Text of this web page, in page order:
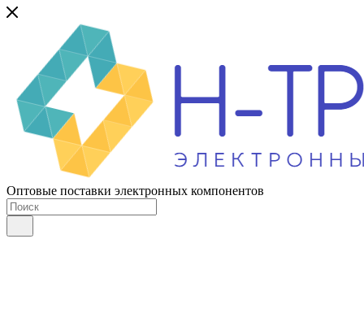
Оптовые поставки электронных компонентов